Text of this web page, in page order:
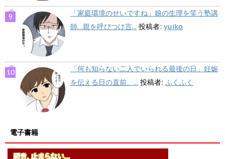
「家庭環境のせいですね」娘の生理を笑う塾講
師…親を呼びつけ言... 投稿者: yuiko
「何も知らない二人でいられる最後の日」妊娠
を伝える日の直前、... 投稿者: ふくふく
電子書籍